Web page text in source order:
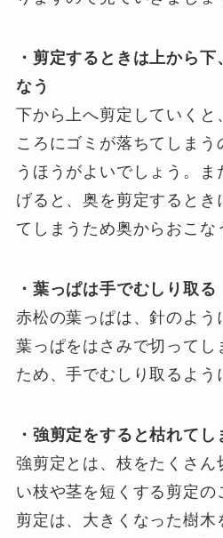
・剪定するときは上から下
なう
下から上へ剪定していくと
ころにゴミが落ちてしまう
うほうがよいでしょう。ま
げると、奥を剪定するとき
てしまうため奥からおこな
・葉っぱは手でむしり取る
赤松の葉っぱは、針のよう
葉っぱをはさみで切ってし
ため、手でむしり取るよう
・強剪定をすると枯れてし
強剪定とは、枝をたくさん
い枝や茎を短くする剪定の
剪定は、大きくなった樹木